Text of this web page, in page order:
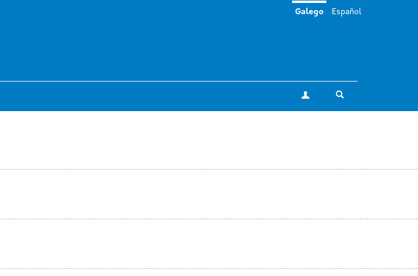
A miña conta
Galego Español